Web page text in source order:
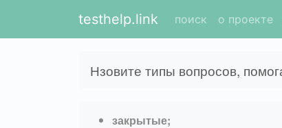
testhelp.link поиск о проекте
Нзовите типы вопросов,
закрытые;